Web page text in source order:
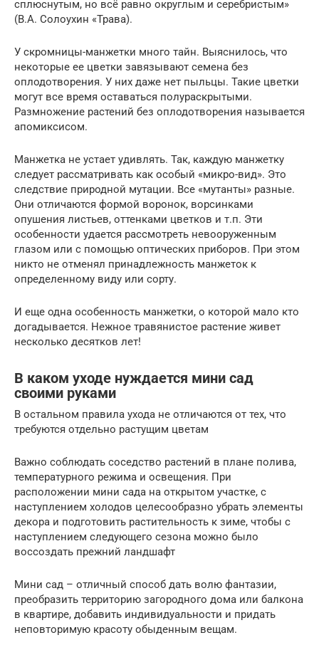
сплюснутым, но всё равно округлым и серебристым»
(В.А. Солоухин «Трава).
У скромницы-манжетки много тайн. Выяснилось, что
некоторые ее цветки завязывают семена без
оплодотворения. У них даже нет пыльцы. Такие цветки
могут все время оставаться полураскрытыми.
Размножение растений без оплодотворения называется
апомиксисом.
Манжетка не устает удивлять. Так, каждую манжетку
следует рассматривать как особый «микро-вид». Это
следствие природной мутации. Все «мутанты» разные.
Они отличаются формой воронок, ворсинками
опушения листьев, оттенками цветков и т.п. Эти
особенности удается рассмотреть невооруженным
глазом или с помощью оптических приборов. При этом
никто не отменял принадлежность манжеток к
определенному виду или сорту.
И еще одна особенность манжетки, о которой мало кто
догадывается. Нежное травянистое растение живет
несколько десятков лет!
В каком уходе нуждается мини сад
своими руками
В остальном правила ухода не отличаются от тех, что
требуются отдельно растущим цветам
Важно соблюдать соседство растений в плане полива,
температурного режима и освещения. При
расположении мини сада на открытом участке, с
наступлением холодов целесообразно убрать элементы
декора и подготовить растительность к зиме, чтобы с
наступлением следующего сезона можно было
воссоздать прежний ландшафт
Мини сад – отличный способ дать волю фантазии,
преобразить территорию загородного дома или балкона
в квартире, добавить индивидуальности и придать
неповторимую красоту обыденным вещам.